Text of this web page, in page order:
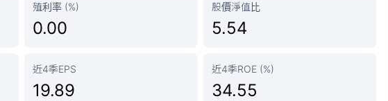
殖利率 (%)
0.00
股價淨值比
5.54
近4季EPS
19.89
近4季ROE (%)
34.55